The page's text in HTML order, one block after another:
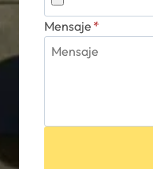
Mensaje *